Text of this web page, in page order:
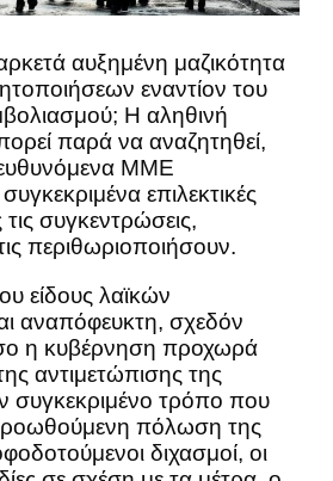
αυξημένη μαζικότητα
εναντίον του
Η αληθινή
παρά να αναζητηθεί,
ΜΜΕ
επιλεκτικές
τις συγκεντρώσεις,
περιθωριοποιήσουν.
είδους λαϊκών
αναπόφευκτη, σχεδόν
η κυβέρνηση προχωρά
αντιμετώπισης της
συγκεκριμένο τρόπο που
προωθούμενη πόλωση της
διχασμοί, οι